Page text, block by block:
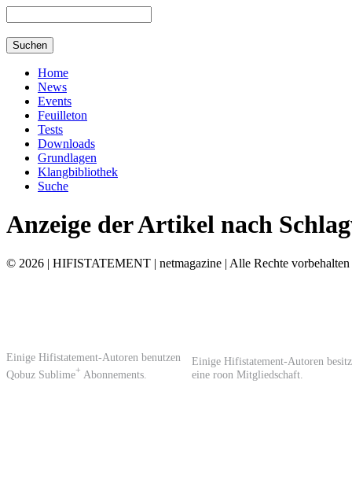
Home
News
Events
Feuilleton
Tests
Downloads
Grundlagen
Klangbibliothek
Suche
Anzeige der Artikel nach
© 2026 | HIFISTATEMENT | netmagazine | Alle Rechte
Einige Hifistatement-Autoren benutzen
Qobuz Sublime+ Abonnements.
Einige Hifistatement-Autoren
eine roon Mitgliedschaft.